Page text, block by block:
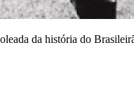
da história do